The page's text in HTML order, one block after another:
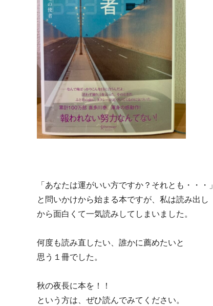
「あなたは運がいい方ですか？それとも・・・」
と問いかけから始まる本ですが、私は読み出し
から面白くて一気読みしてしまいました。
何度も読み直したい、誰かに薦めたいと
思う１冊でした。
秋の夜長に本を！！
という方は、ぜひ読んでみてください。